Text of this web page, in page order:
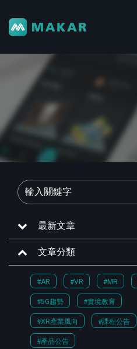
最新文章
文章分類
#AR #VR #MR
#5G趨勢 #實境教育
#XR產業風向 #課程公告
#產品公告